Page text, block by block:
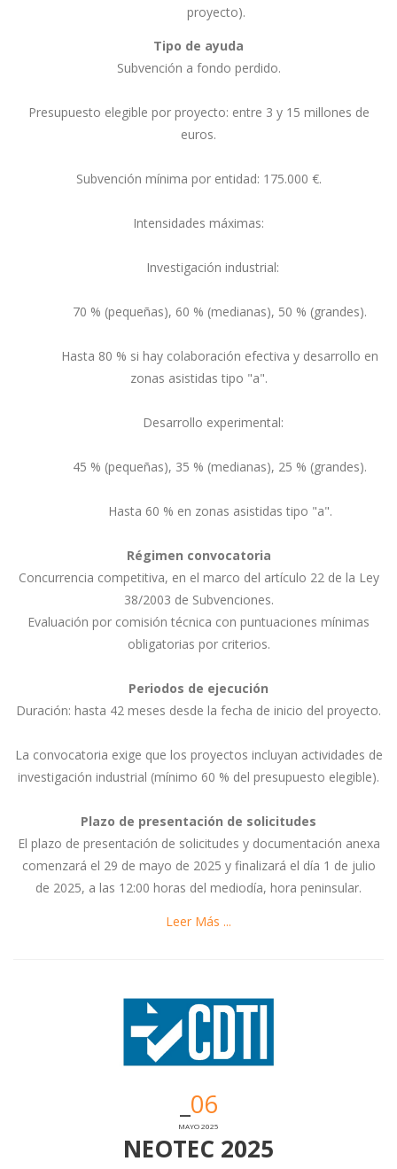
proyecto).
Tipo de ayuda
Subvención a fondo perdido.
Presupuesto elegible por proyecto: entre 3 y 15 millones de
euros.
Subvención mínima por entidad: 175.000 €.
Intensidades máximas:
Investigación industrial:
70 % (pequeñas), 60 % (medianas), 50 % (grandes).
Hasta 80 % si hay colaboración efectiva y desarrollo en
zonas asistidas tipo "a".
Desarrollo experimental:
45 % (pequeñas), 35 % (medianas), 25 % (grandes).
Hasta 60 % en zonas asistidas tipo "a".
Régimen convocatoria
Concurrencia competitiva, en el marco del artículo 22 de la Ley
38/2003 de Subvenciones.
Evaluación por comisión técnica con puntuaciones mínimas
obligatorias por criterios.
Periodos de ejecución
Duración: hasta 42 meses desde la fecha de inicio del proyecto.
La convocatoria exige que los proyectos incluyan actividades de
investigación industrial (mínimo 60 % del presupuesto elegible).
Plazo de presentación de solicitudes
El plazo de presentación de solicitudes y documentación anexa
comenzará el 29 de mayo de 2025 y finalizará el día 1 de julio
de 2025, a las 12:00 horas del mediodía, hora peninsular.
Leer Más ...
06
MAYO 2025
NEOTEC 2025